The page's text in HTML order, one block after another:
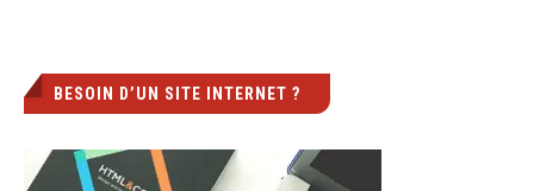
BESOIN D’UN SITE INTERNET ?